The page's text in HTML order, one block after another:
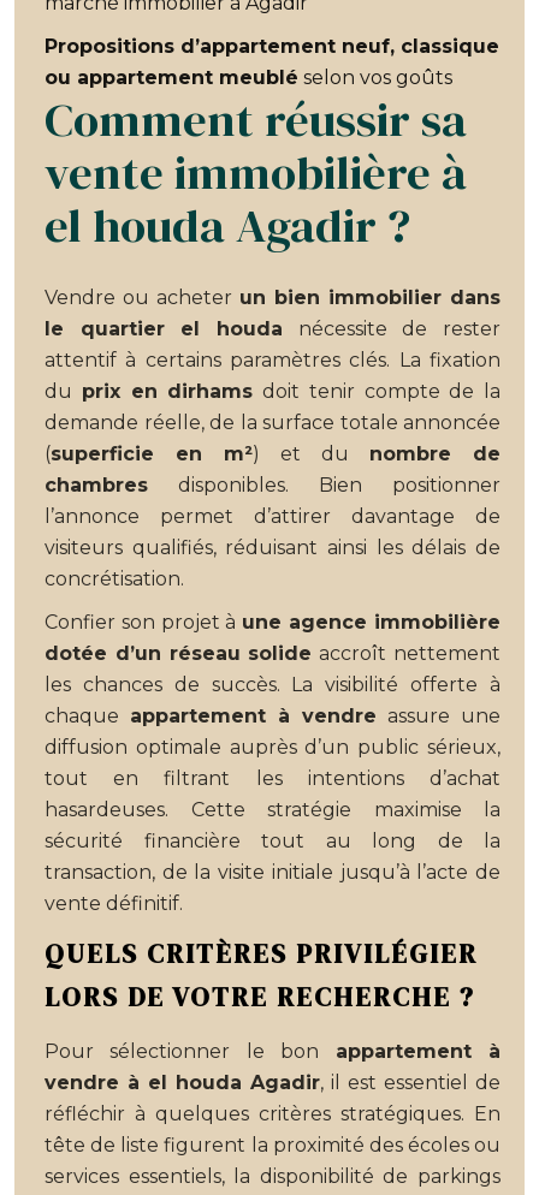
Propositions d’appartement neuf, classique
ou appartement meublé selon vos goûts
Comment réussir sa
vente immobilière à
el houda Agadir ?
Vendre ou acheter un bien immobilier dans
le quartier el houda nécessite de rester
attentif à certains paramètres clés. La fixation
du prix en dirhams doit tenir compte de la
demande réelle, de la surface totale annoncée
(superficie en m²) et du nombre de
chambres disponibles. Bien positionner
l’annonce permet d’attirer davantage de
visiteurs qualifiés, réduisant ainsi les délais de
concrétisation.
Confier son projet à une agence immobilière
dotée d’un réseau solide accroît nettement
les chances de succès. La visibilité offerte à
chaque appartement à vendre assure une
diffusion optimale auprès d’un public sérieux,
tout en filtrant les intentions d’achat
hasardeuses. Cette stratégie maximise la
sécurité financière tout au long de la
transaction, de la visite initiale jusqu’à l’acte de
vente définitif.
QUELS CRITÈRES PRIVILÉGIER
LORS DE VOTRE RECHERCHE ?
Pour sélectionner le bon appartement à
vendre à el houda Agadir, il est essentiel de
réfléchir à quelques critères stratégiques. En
tête de liste figurent la proximité des écoles ou
services essentiels, la disponibilité de parkings